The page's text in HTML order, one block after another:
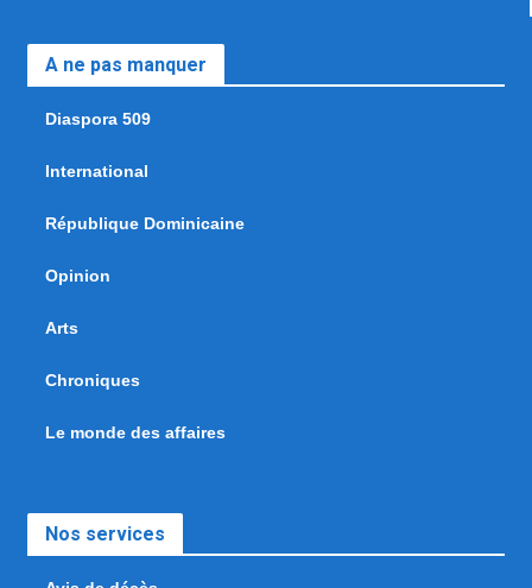
A ne pas manquer
Diaspora 509
International
République Dominicaine
Opinion
Arts
Chroniques
Le monde des affaires
Nos services